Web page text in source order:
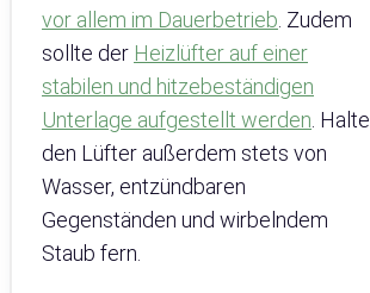
vor allem im Dauerbetrieb . Zudem
sollte der Heizlüfter auf einer
stabilen und hitzebeständigen
Unterlage aufgestellt werden . Halte
den Lüfter außerdem stets von
Wasser, entzündbaren
Gegenständen und wirbelndem
Staub fern.